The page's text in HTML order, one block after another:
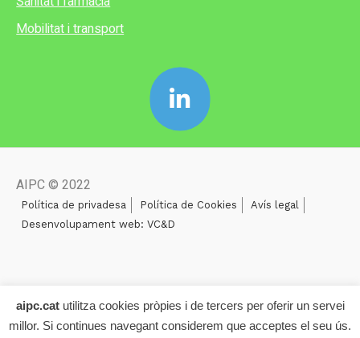
Mobilitat i transport
AIPC © 2022
Política de privadesa Política de Cookies
Avís legal
Desenvolupament web: VC&D
aipc.catutilitza cookies pròpies i de tercers per oferir un servei
millor. Si continues navegant considerem que acceptes el seu ús.